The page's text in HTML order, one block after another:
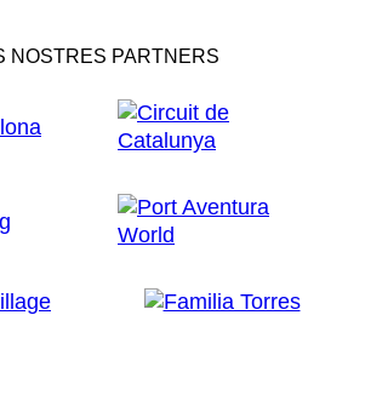
NOSTRES PARTNERS